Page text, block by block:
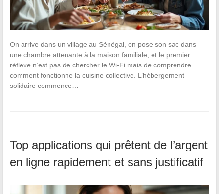
On arrive dans un village au Sénégal, on pose son sac dans
une chambre attenante à la maison familiale, et le premier
réflexe n’est pas de chercher le Wi-Fi mais de comprendre
comment fonctionne la cuisine collective. L’hébergement
solidaire commence…
Top applications qui prêtent de l’argent
en ligne rapidement et sans justificatif